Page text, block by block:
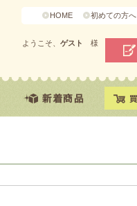
HOME 初めての方へ
ようこそ、 ゲスト 様